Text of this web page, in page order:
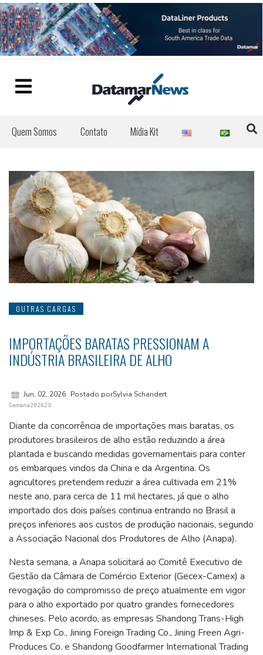
Quem Somos Contato Mídia Kit
OUTRAS CARGAS
IMPORTAÇÕES BARATAS PRESSIONAM A
INDÚSTRIA BRASILEIRA DE ALHO
Jun, 02, 2026 Postado porSylvia Schandert
Semana202623
Diante da concorrência de importações mais baratas, os
produtores brasileiros de alho estão reduzindo a área
plantada e buscando medidas governamentais para conter
os embarques vindos da China e da Argentina. Os
agricultores pretendem reduzir a área cultivada em 21%
neste ano, para cerca de 11 mil hectares, já que o alho
importado dos dois países continua entrando no Brasil a
preços inferiores aos custos de produção nacionais, segundo
a Associação Nacional dos Produtores de Alho (Anapa).
Nesta semana, a Anapa solicitará ao Comitê Executivo de
Gestão da Câmara de Comércio Exterior (Gecex-Camex) a
revogação do compromisso de preço atualmente em vigor
para o alho exportado por quatro grandes fornecedores
chineses. Pelo acordo, as empresas Shandong Trans-High
Imp & Exp Co., Jining Foreign Trading Co., Jining Freen Agri-
Produces Co. e Shandong Goodfarmer International Trading